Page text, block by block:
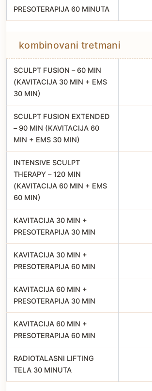
PRESOTERAPIJA 60 MINUTA
kombinovani tretmani
SCULPT FUSION – 60 MIN
(KAVITACIJA 30 MIN + EMS
30 MIN)
SCULPT FUSION EXTENDED
– 90 MIN (KAVITACIJA 60
MIN + EMS 30 MIN)
INTENSIVE SCULPT
THERAPY – 120 MIN
(KAVITACIJA 60 MIN + EMS
60 MIN)
KAVITACIJA 30 MIN +
PRESOTERAPIJA 30 MIN
KAVITACIJA 30 MIN +
PRESOTERAPIJA 60 MIN
KAVITACIJA 60 MIN +
PRESOTERAPIJA 30 MIN
KAVITACIJA 60 MIN +
PRESOTERAPIJA 60 MIN
RADIOTALASNI LIFTING
TELA 30 MINUTA